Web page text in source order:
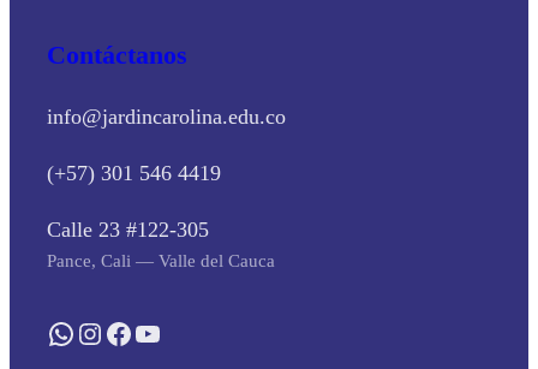
Contáctanos
info@jardincarolina.edu.co
(+57) 301 546 4419
Calle 23 #122-305
Pance, Cali — Valle del Cauca
WhatsApp Instagram Facebook YouTube